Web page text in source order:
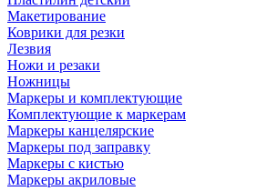
Макетирование
Коврики для резки
Лезвия
Ножи и резаки
Ножницы
Маркеры и комплектующие
Комплектующие к маркерам
Маркеры канцелярские
Маркеры под заправку
Маркеры с кистью
Маркеры акриловые